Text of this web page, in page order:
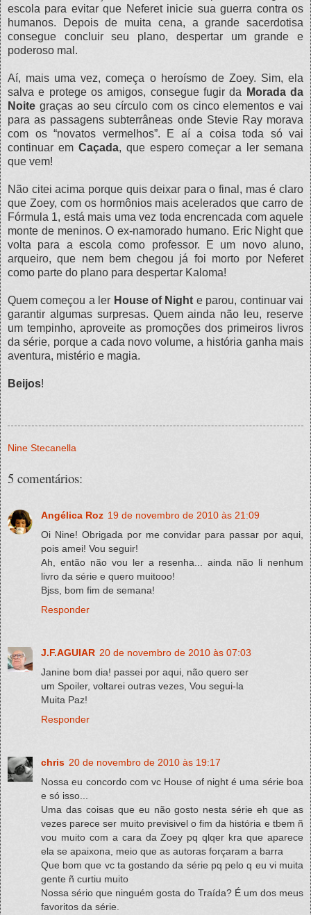
escola para evitar que Neferet inicie sua guerra contra os
humanos. Depois de muita cena, a grande sacerdotisa
consegue concluir seu plano, despertar um grande e
poderoso mal.
Aí, mais uma vez, começa o heroísmo de Zoey. Sim, ela
salva e protege os amigos, consegue fugir da Morada da
Noite graças ao seu círculo com os cinco elementos e vai
para as passagens subterrâneas onde Stevie Ray morava
com os “novatos vermelhos”. E aí a coisa toda só vai
continuar em Caçada, que espero começar a ler semana
que vem!
Não citei acima porque quis deixar para o final, mas é claro
que Zoey, com os hormônios mais acelerados que carro de
Fórmula 1, está mais uma vez toda encrencada com aquele
monte de meninos. O ex-namorado humano. Eric Night que
volta para a escola como professor. E um novo aluno,
arqueiro, que nem bem chegou já foi morto por Neferet
como parte do plano para despertar Kaloma!
Quem começou a ler House of Night e parou, continuar vai
garantir algumas surpresas. Quem ainda não leu, reserve
um tempinho, aproveite as promoções dos primeiros livros
da série, porque a cada novo volume, a história ganha mais
aventura, mistério e magia.
Beijos!
Nine Stecanella
5 comentários:
Angélica Roz 19 de novembro de 2010 às 21:09
Oi Nine! Obrigada por me convidar para passar por aqui,
pois amei! Vou seguir!
Ah, então não vou ler a resenha... ainda não li nenhum
livro da série e quero muitooo!
Bjss, bom fim de semana!
Responder
J.F.AGUIAR 20 de novembro de 2010 às 07:03
Janine bom dia! passei por aqui, não quero ser
um Spoiler, voltarei outras vezes, Vou segui-la
Muita Paz!
Responder
chris 20 de novembro de 2010 às 19:17
Nossa eu concordo com vc House of night é uma série boa
e só isso...
Uma das coisas que eu não gosto nesta série eh que as
vezes parece ser muito previsivel o fim da história e tbem ñ
vou muito com a cara da Zoey pq qlqer kra que aparece
ela se apaixona, meio que as autoras forçaram a barra
Que bom que vc ta gostando da série pq pelo q eu vi muita
gente ñ curtiu muito
Nossa sério que ninguém gosta do Traída? É um dos meus
favoritos da série.